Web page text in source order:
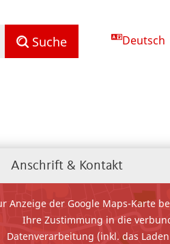
Suche Deutsch
Anschrift & Kontakt
Anzeige der Google Maps-Karte
Ihre Zustimmung in die
Datenverarbeitung (inkl. das Laden